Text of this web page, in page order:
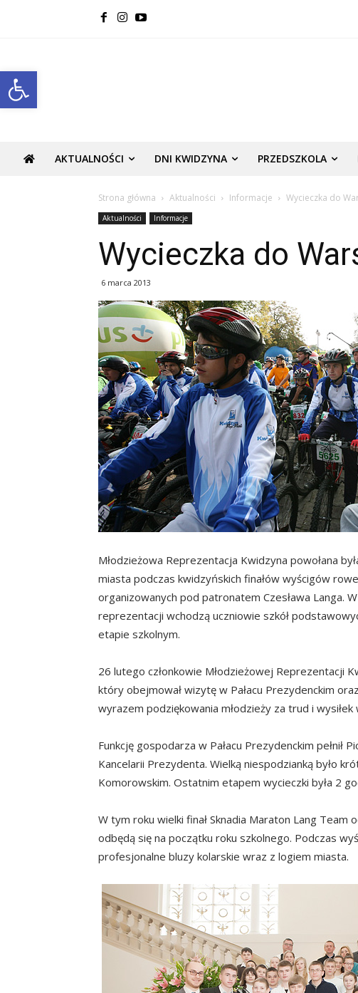
Open toolbar
AKTUALNOŚCI DNI KWIDZYNA PRZEDSZKOLA
Strona główna Aktualności Informacje Wycieczka do
Aktualności Informacje
Wycieczka do
6 marca 2013
Młodzieżowa Reprezentacja Kwidzyna powołana
miasta podczas kwidzyńskich finałów wyścigów
organizowanych pod patronatem Czesława Langa.
reprezentacji wchodzą uczniowie szkół
etapie szkolnym.
26 lutego członkowie Młodzieżowej Reprezentacji
który obejmował wizytę w Pałacu Prezydenckim
wyrazem podziękowania młodzieży za trud i
Funkcję gospodarza w Pałacu Prezydenckim
Kancelarii Prezydenta. Wielką niespodzianką było
Komorowskim. Ostatnim etapem wycieczki była 2
W tym roku wielki finał Sknadia Maraton Lang Team
odbędą się na początku roku szkolnego. Podczas
profesjonalne bluzy kolarskie wraz z logiem miasta.